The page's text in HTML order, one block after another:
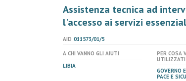
Assistenza tecnica ad
l'accesso ai servizi
AID 011573/01/5
A CHI VANNO GLI AIUTI
LIBIA
PER COSA
UTILIZZATI
GOVERNO
PACE E